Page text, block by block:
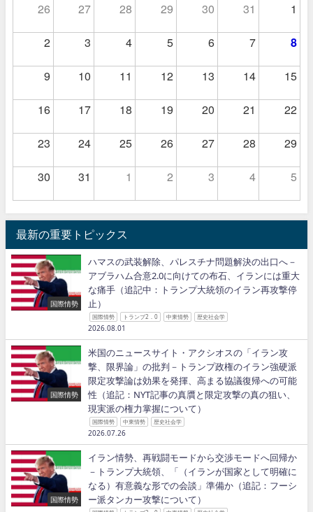
26 27 28 29 30 31 1
2 3 4 5 6 7 8
9 10 11 12 13 14 15
16 17 18 19 20 21 22
23 24 25 26 27 28 29
30 31 1 2 3 4 5
最新の重要トピックス
国際情勢
ハマスの武装解除、パレスチナ問題解決の出口へ－
アブラハム合意2.0に向けての布石、イランには重大
な痛手（追記中：トランプ大統領のイラン再攻撃停
止）
国際情勢 トランプ2．0 中東情勢 歴史社会学
2026.08.01
国際情勢
米国のニュースサイト・アクシオスの「イラン攻
撃、限界論」の批判－トランプ政権のイラン強硬派
限定攻撃論は効果を発揮、高まる協議復帰への可能
性（追記：NYT記事の真贋と限定攻撃の真の狙い、
現実派の権力掌握について）
国際情勢 中東情勢 歴史社会学
2026.07.26
国際情勢
イラン情勢、再戦闘モードから交渉モードへ回帰か
－トランプ大統領、「（イランが国家として明確に
なる）有意義な形での会談」準備か（追記：フーシ
ー派タンカー攻撃について）